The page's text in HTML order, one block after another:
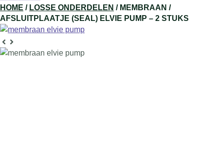
HOME / LOSSE ONDERDELEN / MEMBRAAN /
AFSLUITPLAATJE (SEAL) ELVIE PUMP – 2 STUKS